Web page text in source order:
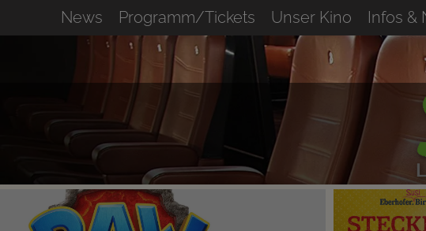
News Programm/Tickets Unser Kino Infos &